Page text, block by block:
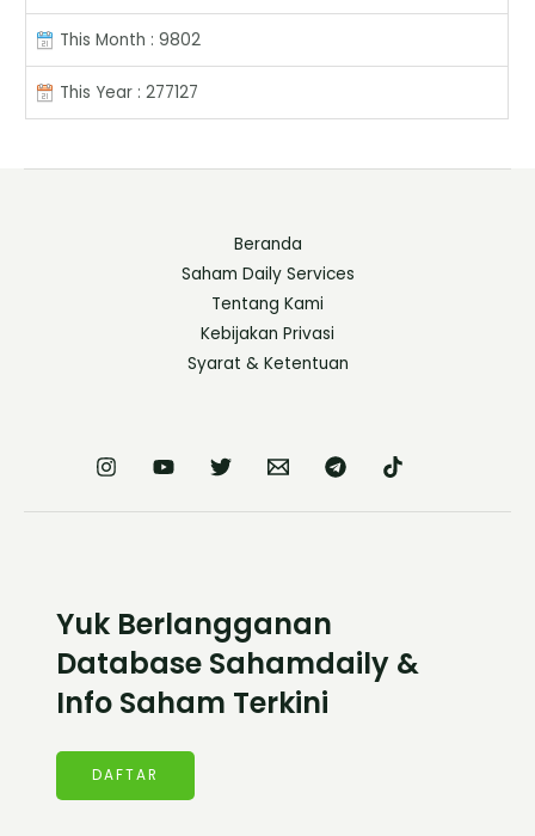
This Month : 9802
This Year : 277127
Beranda
Saham Daily Services
Tentang Kami
Kebijakan Privasi
Syarat & Ketentuan
Yuk Berlangganan
Database Sahamdaily &
Info Saham Terkini
DAFTAR